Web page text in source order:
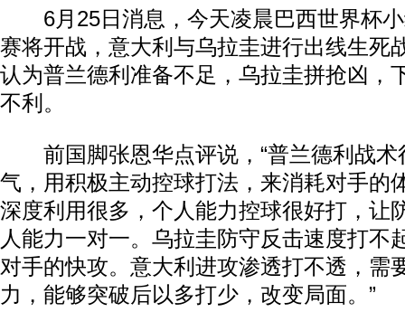
6月25日消息，今天凌晨巴西世界杯小
赛将开战，意大利与乌拉圭进行出线生死
认为普兰德利准备不足，乌拉圭拼抢凶，
不利。
前国脚张恩华点评说，“普兰德利战术
气，用积极主动控球打法，来消耗对手的
深度利用很多，个人能力控球很好打，让
人能力一对一。乌拉圭防守反击速度打不
对手的快攻。意大利进攻渗透打不透，需
力，能够突破后以多打少，改变局面。”